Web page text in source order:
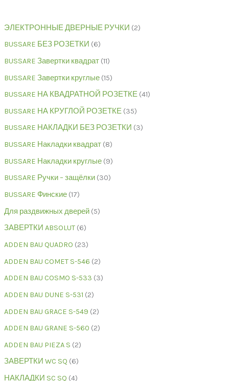
ЭЛЕКТРОННЫЕ ДВЕРНЫЕ РУЧКИ 2
BUSSARE БЕЗ РОЗЕТКИ 6
BUSSARE Завертки квадрат 11
BUSSARE Завертки круглые 15
BUSSARE НА КВАДРАТНОЙ РОЗЕТКЕ 41
BUSSARE НА КРУГЛОЙ РОЗЕТКЕ 35
BUSSARE НАКЛАДКИ БЕЗ РОЗЕТКИ 3
BUSSARE Накладки квадрат 8
BUSSARE Накладки круглые 9
BUSSARE Ручки – защёлки 30
BUSSARE Финские 17
Для раздвижных дверей 5
ЗАВЕРТКИ ABSOLUT 6
ADDEN BAU QUADRO 23
ADDEN BAU COMET S-546 2
ADDEN BAU COSMO S-533 3
ADDEN BAU DUNE S-531 2
ADDEN BAU GRACE S-549 2
ADDEN BAU GRANE S-560 2
ADDEN BAU PIEZA S 2
ЗАВЕРТКИ WC SQ 6
НАКЛАДКИ SC SQ 4